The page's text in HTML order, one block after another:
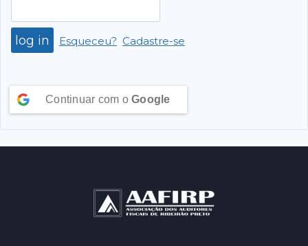
Esqueceu? Cadastre-se
Continuar com o Google